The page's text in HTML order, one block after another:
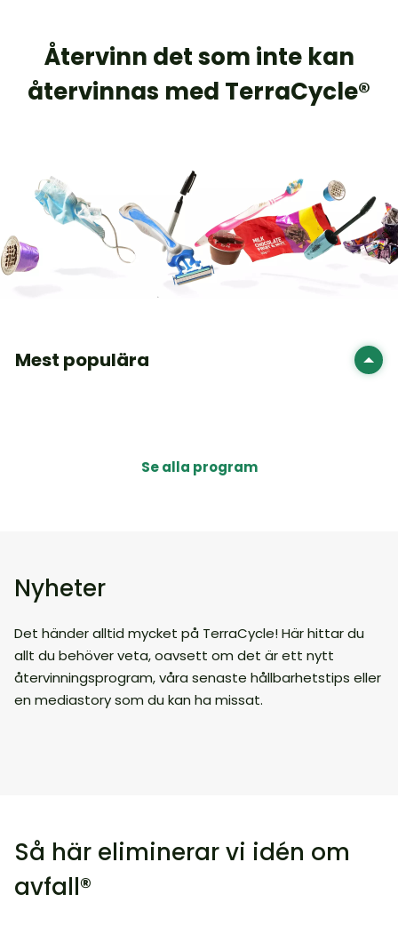
Återvinn det som inte kan
återvinnas med TerraCycle®
Mest populära
Se alla program
Nyheter
Det händer alltid mycket på TerraCycle! Här hittar du
allt du behöver veta, oavsett om det är ett nytt
återvinningsprogram, våra senaste hållbarhetstips eller
en mediastory som du kan ha missat.
Så här eliminerar vi idén om
avfall®